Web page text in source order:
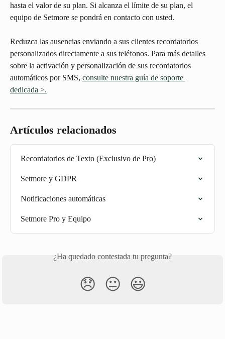
hasta el valor de su plan. Si alcanza el límite de su plan, el
equipo de Setmore se pondrá en contacto con usted.
Reduzca las ausencias enviando a sus clientes recordatorios
personalizados directamente a sus teléfonos. Para más detalles
sobre la activación y personalización de sus recordatorios
automáticos por SMS, consulte nuestra guía de soporte
dedicada >.
Artículos relacionados
Recordatorios de Texto (Exclusivo de Pro)
Setmore y GDPR
Notificaciones automáticas
Setmore Pro y Equipo
¿Ha quedado contestada tu pregunta?
😞 😐 😃